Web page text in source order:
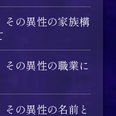
その異性の家族構
その異性の職業に
その異性の名前と